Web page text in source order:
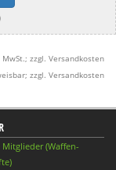
MwSt.; zzgl. Versandkosten
zzgl. Versandkosten
(Waffen-